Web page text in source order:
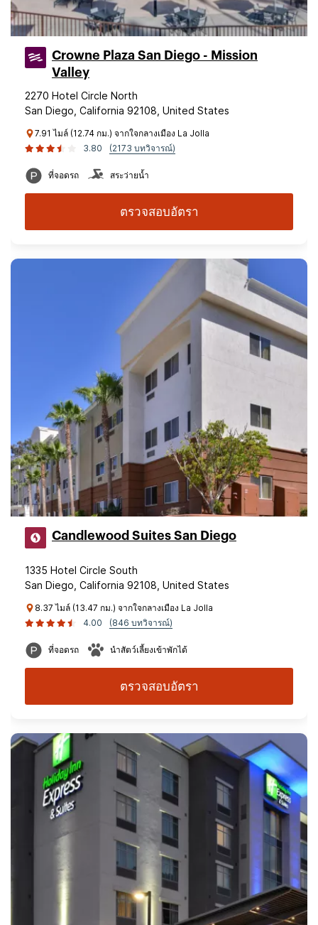
Crowne Plaza San Diego - Mission
Valley
2270 Hotel Circle North
San Diego, California 92108, United States
7.91 ไมล์ (12.74 กม.) จากใจกลางเมือง La Jolla
3.80
(2173 บทวิจารณ์)
ที่จอดรถ สระว่ายน้ำ
ตรวจสอบอัตรา
Candlewood Suites San Diego
1335 Hotel Circle South
San Diego, California 92108, United States
8.37 ไมล์ (13.47 กม.) จากใจกลางเมือง La Jolla
4.00
(846 บทวิจารณ์)
ที่จอดรถ นำสัตว์เลี้ยงเข้าพักได้
ตรวจสอบอัตรา